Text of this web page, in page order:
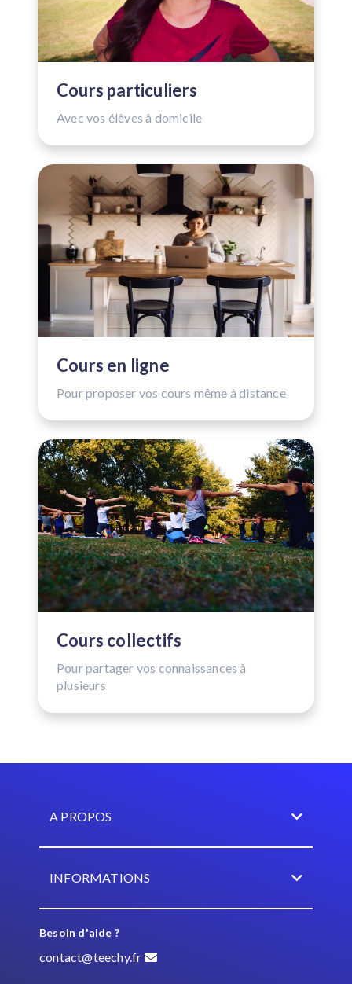
Cours particuliers
Avec vos élèves à domicile
Cours en ligne
Pour proposer vos cours même à distance
Cours collectifs
Pour partager vos connaissances à
plusieurs
A PROPOS
INFORMATIONS
Besoin d'aide ?
contact@teechy.fr